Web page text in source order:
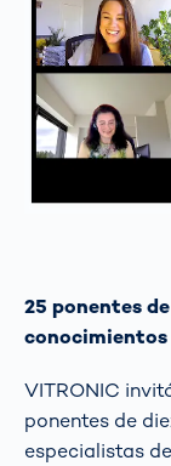
25 ponentes
conocimientos
VITRONIC
ponentes de
especialistas